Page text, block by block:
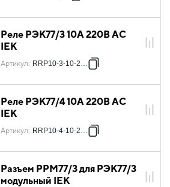
Реле РЭК77/3 10А 220В AC
IEK
Артикул: RRP10-3-10-220A
Реле РЭК77/4 10А 220В AC
IEK
Артикул: RRP10-4-10-220A
Разъем РРМ77/3 для РЭК77/3
модульный IEK